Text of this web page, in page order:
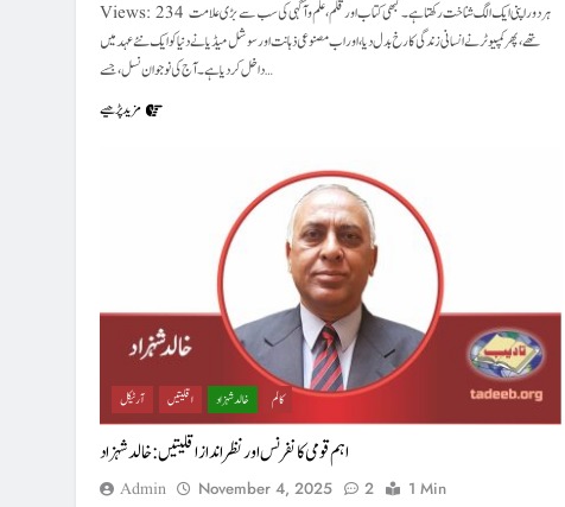
Views: 234 ہر دور اپنی ایک الگ شناخت رکھتا ہے۔ کبھی کتاب اور قلم، علم و آگہی کی سب سے بڑی علامت
تھے، پھر کمپیوٹر نے انسانی زندگی کا رخ بدل دیا، اور اب مصنوعی ذہانت اور سوشل میڈیا نے دنیا کو ایک نئے عہد میں
داخل کر دیا ہے۔ آج کی نوجوان نسل، جسے…
مزید پڑھیے
آرٹیکل اقلیتیں خالد شہزاد کالم
اہم قومی کانفرنس اور نظر انداز اقلیتیں:خالد شہزاد
Admin November 4, 2025 2 1 Min